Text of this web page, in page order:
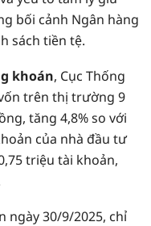
bối cảnh Ngân hàng
sách tiền tệ.
khoán, Cục Thống
trên thị trường 9
tăng 4,8% so với
của nhà đầu tư
triệu tài khoản,
ngày 30/9/2025, chỉ